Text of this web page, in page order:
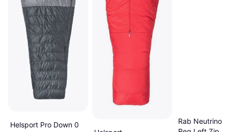
Helsport Pro Down 0
Rab Neutrino